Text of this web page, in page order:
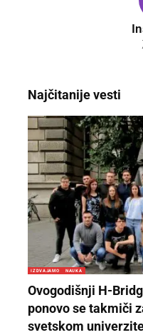
Najčitanije vesti
IZDVAJAMO NAUKA
Ovogodišnji H-
ponovo se takmiči
svetskom